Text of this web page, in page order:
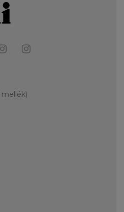
mellék)